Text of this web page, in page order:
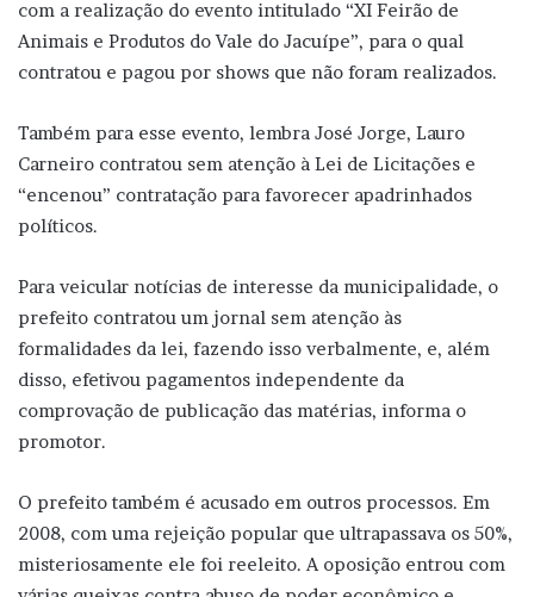
com a realização do evento intitulado “XI Feirão de
Animais e Produtos do Vale do Jacuípe”, para o qual
contratou e pagou por shows que não foram realizados.
Também para esse evento, lembra José Jorge, Lauro
Carneiro contratou sem atenção à Lei de Licitações e
“encenou” contratação para favorecer apadrinhados
políticos.
Para veicular notícias de interesse da municipalidade, o
prefeito contratou um jornal sem atenção às
formalidades da lei, fazendo isso verbalmente, e, além
disso, efetivou pagamentos independente da
comprovação de publicação das matérias, informa o
promotor.
O prefeito também é acusado em outros processos. Em
2008, com uma rejeição popular que ultrapassava os 50%,
misteriosamente ele foi reeleito. A oposição entrou com